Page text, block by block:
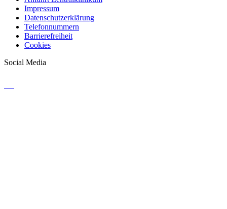
Impressum
Datenschutzerklärung
Telefonnummern
Barrierefreiheit
Cookies
Social Media